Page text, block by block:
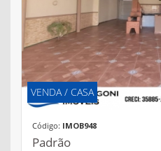
VENDA / CASA
Código: IMOB948
Padrão